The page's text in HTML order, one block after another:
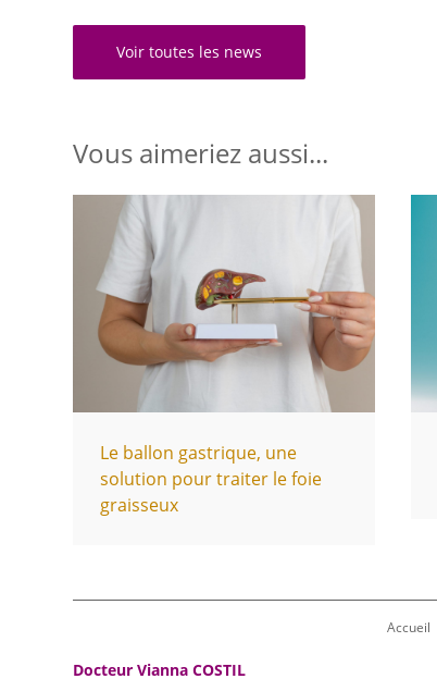
Voir toutes les news
Vous aimeriez aussi...
Le ballon gastrique, une
solution pour traiter le foie
graisseux
Docteur Vianna COSTIL
Accueil